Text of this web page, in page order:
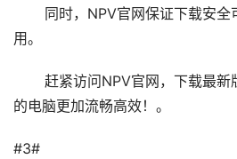
同时，NPV官网保证下载安全
用。
赶紧访问NPV官网，下载最新
的电脑更加流畅高效！。
#3#